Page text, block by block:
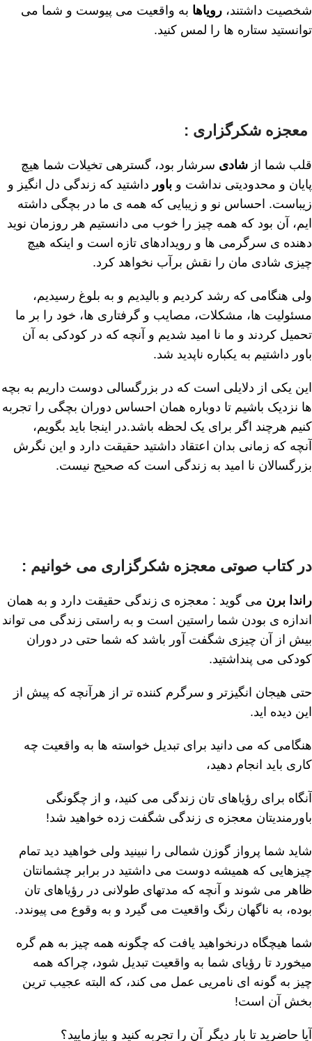
شخصیت داشتند، رویاھا به واقعیت می پیوست و شما می
توانستید ستاره ھا را لمس کنید.
معجزه شکرگزاری :
قلب شما از شادی سرشار بود، گسترهی تخیلات شما ھیچ
پایان و محدودیتی نداشت و باور داشتید که زندگی دل انگیز و
زیباست. احساس نو و زیبایی که همه ی ما در بچگی داشته
ایم، آن بود که همه چیز را خوب می دانستیم ھر روزمان نوید
دھنده ی سرگرمی ھا و رویدادھای تازه است و اینکه ھیچ
چیزی شادی مان را نقش برآب نخواھد کرد.
ولی ھنگامی که رشد کردیم و بالیدیم و به بلوغ رسیدیم،
مسئولیت ھا، مشکلات، مصایب و گرفتاری ھا، خود را بر ما
تحمیل کردند و ما نا امید شدیم و آنچه که در کودکی به آن
باور داشتیم به یکباره ناپدید شد.
این یکی از دلایلی است که در بزرگسالی دوست داریم به بچه
ھا نزدیک باشیم تا دوباره ھمان احساس دوران بچگی را تجربه
کنیم ھرچند اگر برای یک لحظه باشد.در اینجا باید بگویم،
آنچه که زمانی بدان اعتقاد داشتید حقیقت دارد و این نگرش
بزرگسالان نا امید به زندگی است که صحیح نیست.
در کتاب صوتی معجزه شکرگزاری می خوانیم :
راندا برن می گوید : معجزه ی زندگی حقیقت دارد و به ھمان
اندازه ی بودن شما راستین است و به راستی زندگی می تواند
بیش از آن چیزی شگفت آور باشد که شما حتی در دوران
کودکی می پنداشتید.
حتی ھیجان انگیزتر و سرگرم کننده تر از ھرآنچه که پیش از
این دیده اید.
ھنگامی که می دانید برای تبدیل خواسته ھا به واقعیت چه
کاری باید انجام دھید،
آنگاه برای رؤیاھای تان زندگی می کنید، و از چگونگی
باورمندیتان معجزه ی زندگی شگفت زده خواھید شد!
شاید شما پرواز گوزن شمالی را نبینید ولی خواھید دید تمام
چیزھایی که همیشه دوست می داشتید در برابر چشمانتان
ظاھر می شوند و آنچه که مدتھای طولانی در رؤیاھای تان
بوده، به ناگھان رنگ واقعیت می گیرد و به وقوع می پیوندد.
شما ھیچگاه درنخواھید یافت که چگونه همه چیز به ھم گره
میخورد تا رؤیای شما به واقعیت تبدیل شود، چراکه همه
چیز به گونه ای نامریی عمل می کند، که البته عجیب ترین
بخش آن است!
آیا حاضرید تا بار دیگر آن را تجربه کنید و بیازمایید؟